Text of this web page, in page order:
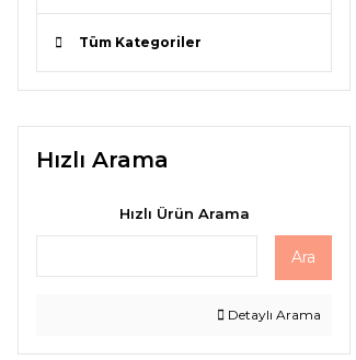
Tüm Kategoriler
Hızlı Arama
Hızlı Ürün Arama
Ara
Detaylı Arama